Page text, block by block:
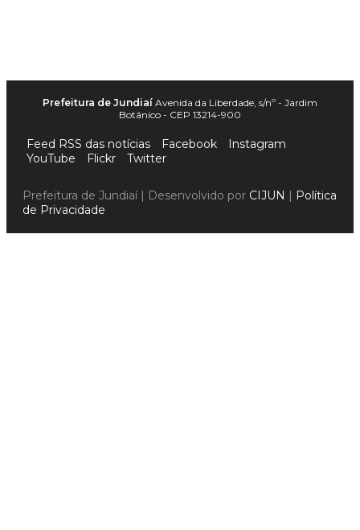
Prefeitura de Jundiaí Avenida da Liberdade, s/nº - Jardim
Botânico - CEP 13214-900
Feed RSS das notícias Facebook
Instagram
YouTube
Flickr Twitter
Prefeitura de Jundiaí | Desenvolvido por CIJUN | Política
de Privacidade